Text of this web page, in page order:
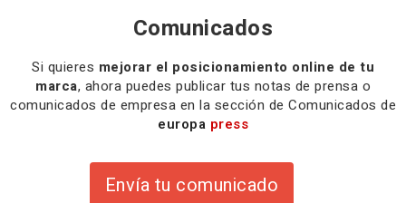
Comunicados
Si quieres mejorar el posicionamiento online de tu
marca, ahora puedes publicar tus notas de prensa o
comunicados de empresa en la sección de Comunicados de
europa press
Envía tu comunicado